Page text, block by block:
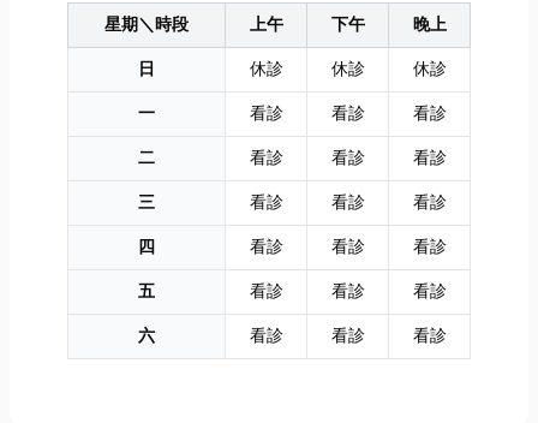
星期＼時段 上午 下午
晚上
日
休診 休診
休診
一
看診 看診
看診
二
看診 看診
看診
三
看診 看診
看診
四
看診 看診
看診
五
看診 看診
看診
六
看診 看診 看診